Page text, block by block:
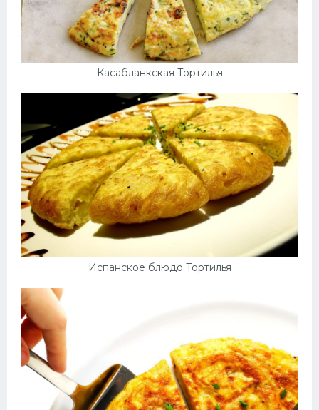
Касабланкская Тортилья
Испанское блюдо Тортилья